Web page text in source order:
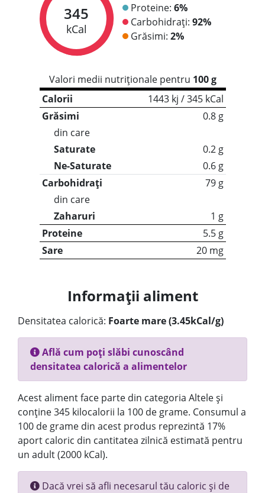
345
kCal
Proteine: 6%
Carbohidrați: 92%
Grăsimi: 2%
Valori medii nutriționale pentru 100 g
Calorii
1443 kj / 345 kCal
Grăsimi
0.8 g
din care
Saturate
0.2 g
Ne-Saturate
0.6 g
Carbohidrați
79 g
din care
Zaharuri
1 g
Proteine
5.5 g
Sare
20 mg
Informații aliment
Densitatea calorică: Foarte mare (3.45kCal/g)
Află cum poți slăbi cunoscând
densitatea calorică a alimentelor
Acest aliment face parte din categoria Altele și
conține 345 kilocalorii la 100 de grame. Consumul a
100 de grame din acest produs reprezintă 17%
aport caloric din cantitatea zilnică estimată pentru
un adult (2000 kCal).
Dacă vrei să afli necesarul tău caloric și de